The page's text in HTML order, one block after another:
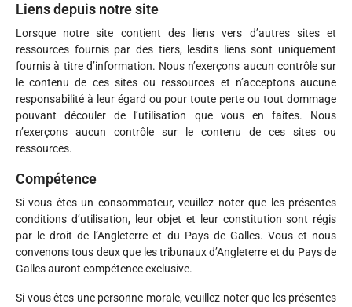
Liens depuis notre site
Lorsque notre site contient des liens vers d’autres sites et
ressources fournis par des tiers, lesdits liens sont uniquement
fournis à titre d’information. Nous n’exerçons aucun contrôle sur
le contenu de ces sites ou ressources et n’acceptons aucune
responsabilité à leur égard ou pour toute perte ou tout dommage
pouvant découler de l’utilisation que vous en faites. Nous
n’exerçons aucun contrôle sur le contenu de ces sites ou
ressources.
Compétence
Si vous êtes un consommateur, veuillez noter que les présentes
conditions d’utilisation, leur objet et leur constitution sont régis
par le droit de l’Angleterre et du Pays de Galles. Vous et nous
convenons tous deux que les tribunaux d’Angleterre et du Pays de
Galles auront compétence exclusive.
Si vous êtes une personne morale, veuillez noter que les présentes